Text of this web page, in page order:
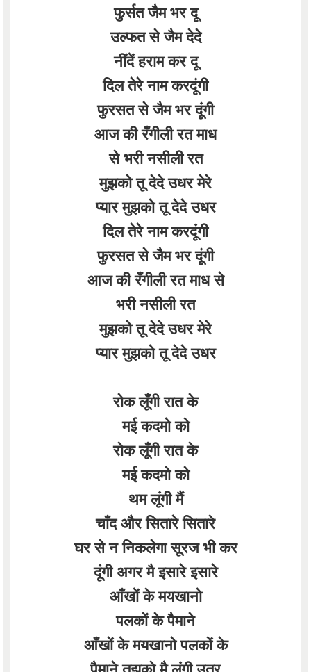
फुर्सत जैम भर दू
उल्फत से जैम देदे
नींदें हराम कर दू
दिल तेरे नाम करदूंगी
फुरसत से जैम भर दूंगी
आज की रँगीली रत माध
से भरी नसीली रत
मुझको तू देदे उधर मेरे
प्यार मुझको तू देदे उधर
दिल तेरे नाम करदूंगी
फुरसत से जैम भर दूंगी
आज की रँगीली रत माध से
भरी नसीली रत
मुझको तू देदे उधर मेरे
प्यार मुझको तू देदे उधर
रोक लूँगी रात के
मई कदमो को
रोक लूँगी रात के
मई कदमो को
थम लूंगी मैं
चाँद और सितारे सितारे
घर से न निकलेगा सूरज भी कर
दूंगी अगर मै इसारे इसारे
आँखों के मयखानो
पलकों के पैमाने
आँखों के मयखानो पलकों के